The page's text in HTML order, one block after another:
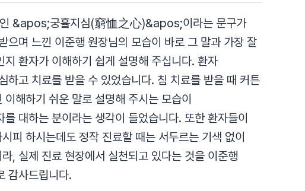
인 &apos;궁휼지심(窮恤之心)&apos;이라는 문구가
으며 느낀 이준행 원장님의 모습이 바로 그 말과 가장 잘
환자가 이해하기 쉽게 설명해 주십니다. 환자
하고 치료를 받을 수 있었습니다. 침 치료를 받을 때 커튼
해하기 쉬운 말로 설명해 주시는 모습이
대하는 분이라는 생각이 들었습니다. 또한 환자들이
피 하시는데도 정작 진료할 때는 서두르는 기색 없이
, 실제 진료 현장에서 실천되고 있다는 것을 이준행
감사드립니다.